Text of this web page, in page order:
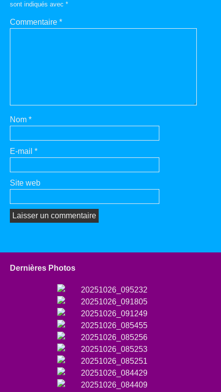
sont indiqués avec *
Commentaire *
Nom *
E-mail *
Site web
Dernières Photos